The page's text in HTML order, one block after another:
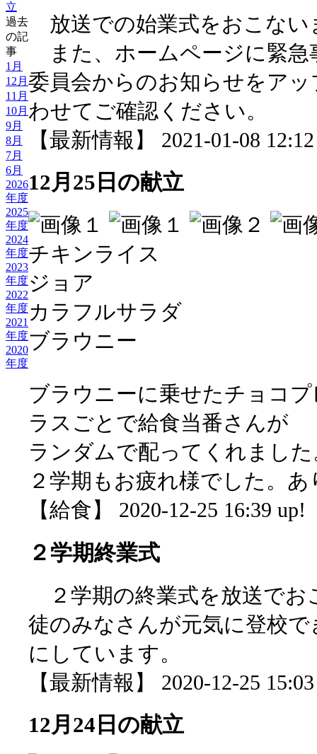
立
過去
の記
事
1月
12月
11月
10月
9月
8月
7月
6月
2026
年度
2025
年度
2024
年度
2023
年度
2022
年度
2021
年度
2020
年度
放送での始業式をおこない
また、ホームページに緊急
委員会からのお知らせをア
わせてご確認ください。
【最新情報】 2021-01-08
12月25日の献立
チキンライス
ジョア
カラフルサラダ
ブラウニー
ブラウニーに乗せたチョコ
ラスごとで給食当番さんが
ランダムで配ってくれました
２学期もお疲れ様でした。
【給食】 2020-12-25 16:39 up!
２学期終業式
２学期の終業式を放送でお
徒のみなさんが元気に登校
にしています。
【最新情報】 2020-12-25
12月24日の献立